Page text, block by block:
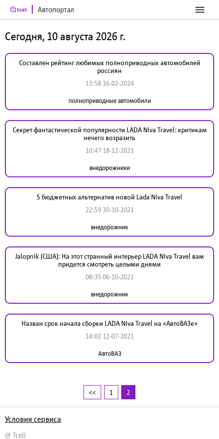
Автопортал
Сегодня, 10 августа 2026 г.
Составлен рейтинг любимых полноприводных автомобилей
россиян
13:58 16-02-2024
полноприводные автомобили
Секрет фантастической популярности LADA Niva Travel: критикам
нечего возразить
10:47 18-12-2021
внедорожники
5 бюджетных альтернатив новой Lada Niva Travel
22:59 30-10-2021
внедорожник
Jalopnik (США): На этот странный интерьер LADA Niva Travel вам
придется смотреть целыми днями
08:35 06-10-2021
внедорожник
Назван срок начала сборки LADA Niva Travel на «АвтоВАЗе»
14:02 12-07-2021
АвтоВАЗ
<< 1 2
@ Tcell
Условия сервиса